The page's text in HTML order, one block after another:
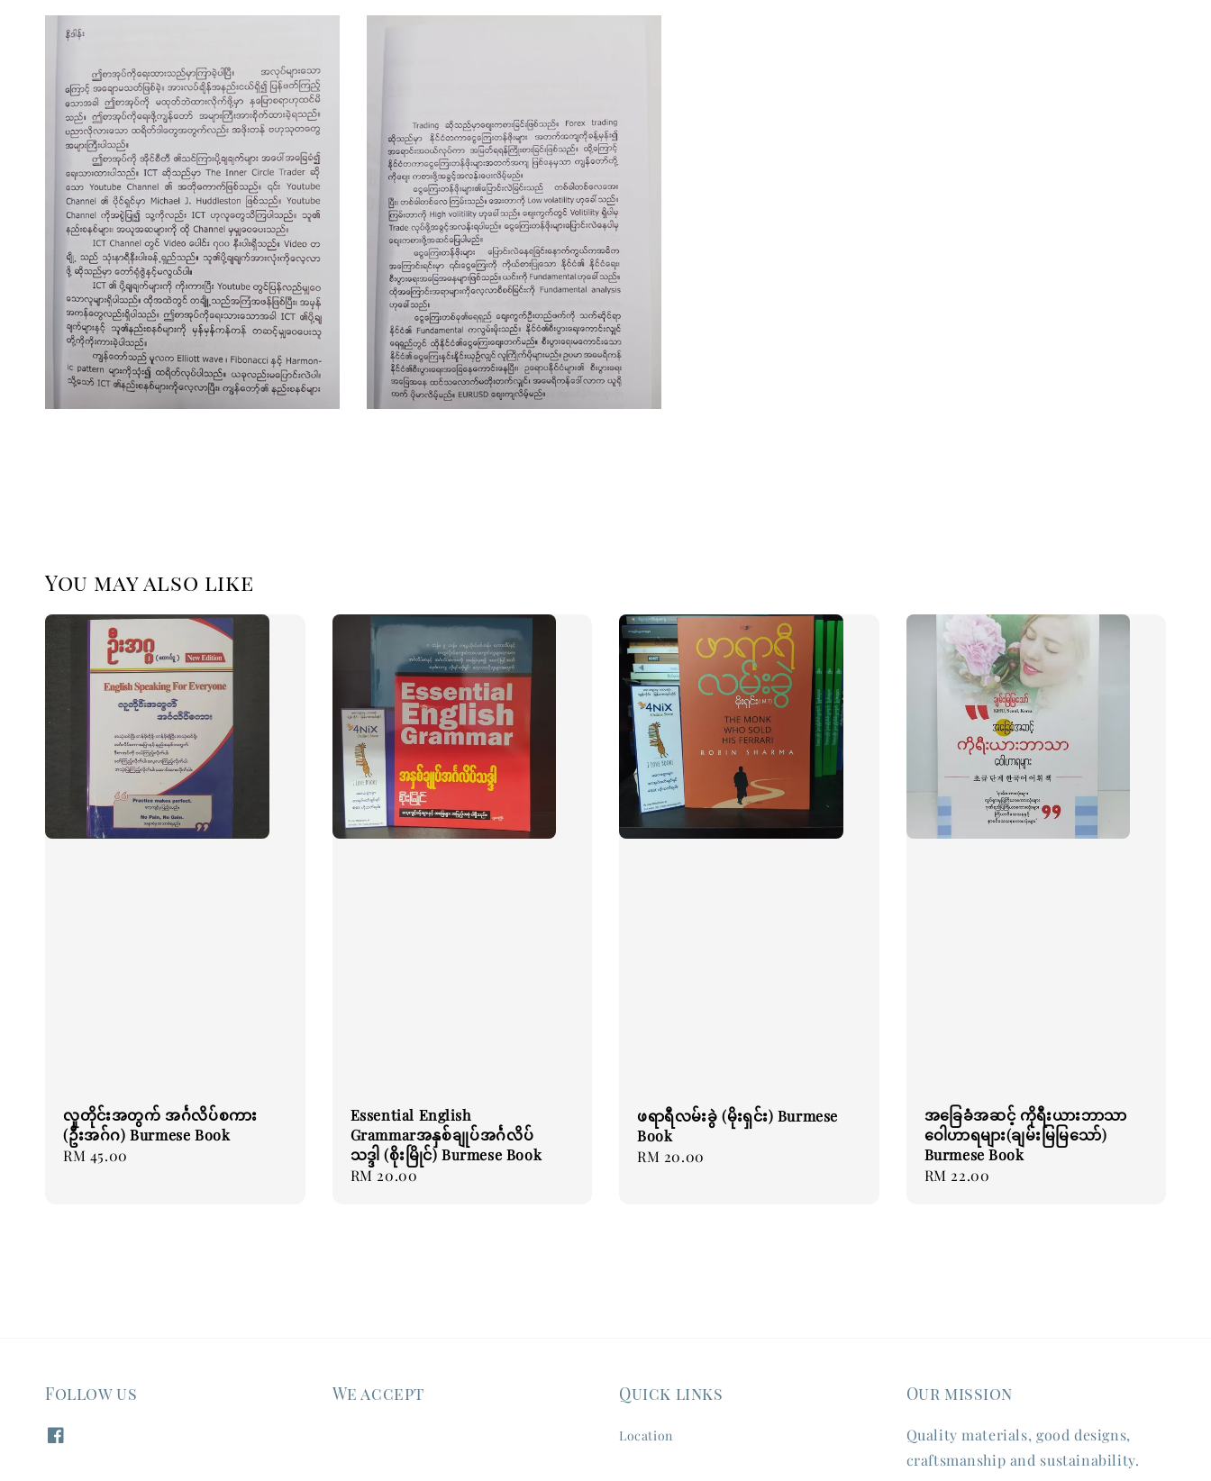
You may also like
လူတိုင်းအတွက် အင်္ဂလိပ်စကား
(ဦးအဂ်ဂ) Burmese Book
Regular
RM 45.00
Essential English
Grammarအနှစ်ချုပ်အင်္ဂလိပ်
သဒ္ဒါ (စိုးမြိုင်) Burmese Book
Regular
RM 20.00
ဖရာရီလမ်းခွဲ (မိုးရှင်း) Burmese
Book
Regular
RM 20.00
အခြေခံအဆင့် ကိုရီးယားဘာသာ
ဝေါဟာရများ(ချမ်းမြမြသော်)
Burmese Book
Regular
RM 22.00
Follow us We accept Quick links
Location
Our mission
Quality materials, good designs,
craftsmanship and sustainability.